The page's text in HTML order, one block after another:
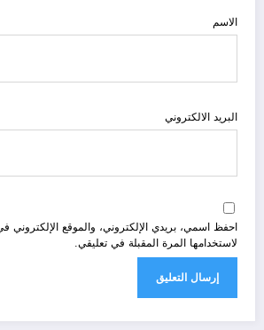
الاسم
البريد الالكتروني
احفظ اسمي، بريدي الإلكتروني، والموقع الإلكتروني
لاستخدامها المرة المقبلة في تعليقي.